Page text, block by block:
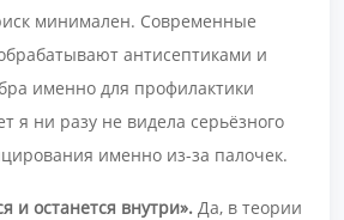
минимален. Современные
антисептиками и
именно для профилактики
я ни разу не видела серьёзного
именно из-за палочек.
и останется внутри». Да, в теории